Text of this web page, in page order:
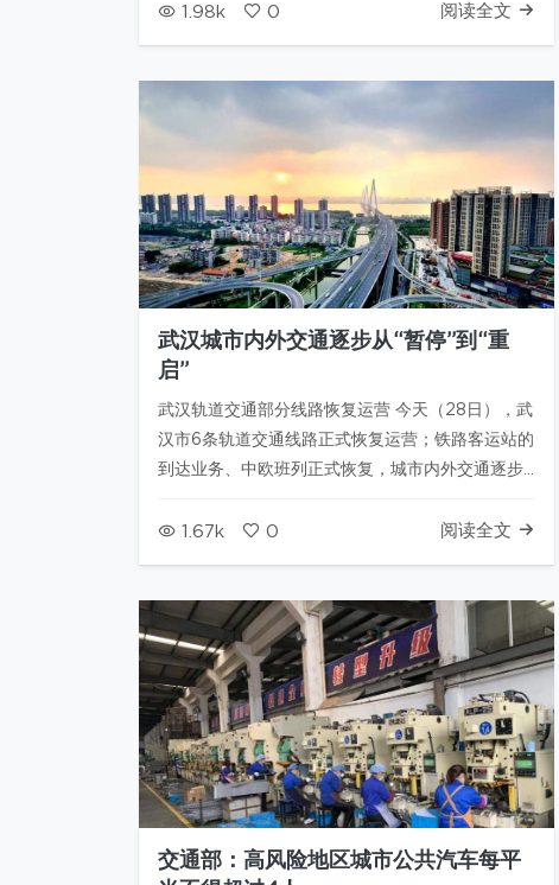
建设固定资产投资969.4亿元，公路水路支持系统
1.98k 0 阅读全文
武汉城市内外交通逐步从“暂停”到“重
启”
武汉轨道交通部分线路恢复运营 今天（28日），武
汉市6条轨道交通线路正式恢复运营；铁路客运站的
到达业务、中欧班列正式恢复，城市内外交通逐步
铁洪山广场站。今天早上6:30，武汉部分轨道交通
1.67k 0 阅读全文
交通部：高风险地区城市公共汽车每平